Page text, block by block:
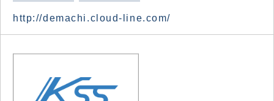
http://demachi.cloud-line.com/